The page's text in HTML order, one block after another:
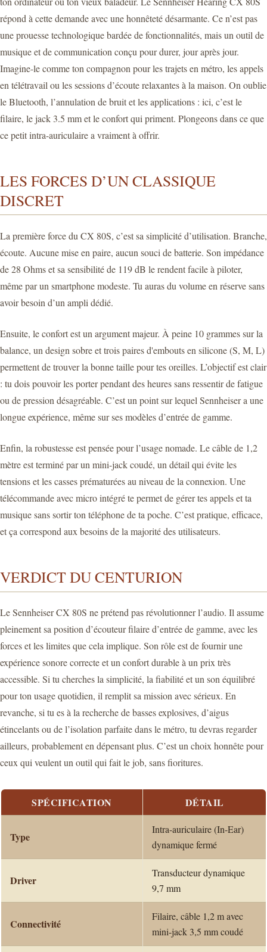
répond à cette demande avec une honnêteté désarmante. Ce n’est pas
une prouesse technologique bardée de fonctionnalités, mais un outil de
musique et de communication conçu pour durer, jour après jour.
Imagine-le comme ton compagnon pour les trajets en métro, les appels
en télétravail ou les sessions d’écoute relaxantes à la maison. On oublie
le Bluetooth, l’annulation de bruit et les applications : ici, c’est le
filaire, le jack 3.5 mm et le confort qui priment. Plongeons dans ce que
ce petit intra-auriculaire a vraiment à offrir.
LES FORCES D’UN CLASSIQUE
DISCRET
La première force du CX 80S, c’est sa simplicité d’utilisation. Branche,
écoute. Aucune mise en paire, aucun souci de batterie. Son impédance
de 28 Ohms et sa sensibilité de 119 dB le rendent facile à piloter,
même par un smartphone modeste. Tu auras du volume en réserve sans
avoir besoin d’un ampli dédié.
Ensuite, le confort est un argument majeur. À peine 10 grammes sur la
balance, un design sobre et trois paires d'embouts en silicone (S, M, L)
permettent de trouver la bonne taille pour tes oreilles. L’objectif est clair
: tu dois pouvoir les porter pendant des heures sans ressentir de fatigue
ou de pression désagréable. C’est un point sur lequel Sennheiser a une
longue expérience, même sur ses modèles d’entrée de gamme.
Enfin, la robustesse est pensée pour l’usage nomade. Le câble de 1,2
mètre est terminé par un mini-jack coudé, un détail qui évite les
tensions et les casses prématurées au niveau de la connexion. Une
télécommande avec micro intégré te permet de gérer tes appels et ta
musique sans sortir ton téléphone de ta poche. C’est pratique, efficace,
et ça correspond aux besoins de la majorité des utilisateurs.
VERDICT DU CENTURION
Le Sennheiser CX 80S ne prétend pas révolutionner l’audio. Il assume
pleinement sa position d’écouteur filaire d’entrée de gamme, avec les
forces et les limites que cela implique. Son rôle est de fournir une
expérience sonore correcte et un confort durable à un prix très
accessible. Si tu cherches la simplicité, la fiabilité et un son équilibré
pour ton usage quotidien, il remplit sa mission avec sérieux. En
revanche, si tu es à la recherche de basses explosives, d’aigus
étincelants ou de l’isolation parfaite dans le métro, tu devras regarder
ailleurs, probablement en dépensant plus. C’est un choix honnête pour
ceux qui veulent un outil qui fait le job, sans fioritures.
SPÉCIFICATION DÉTAIL
Type
Intra-auriculaire (In-Ear)
dynamique fermé
Driver
Transducteur dynamique
9,7 mm
Connectivité
Filaire, câble 1,2 m avec
mini-jack 3,5 mm coudé